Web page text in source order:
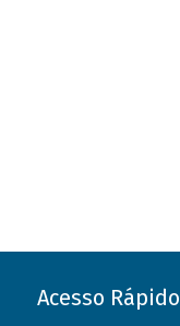
Acesso Rápido